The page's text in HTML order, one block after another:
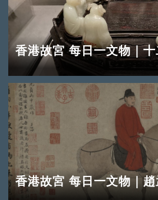
香港故宮 每日一文物｜
香港故宮 每日一文物｜